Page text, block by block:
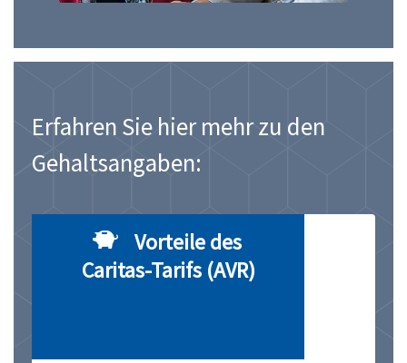
Erfahren Sie hier mehr zu den
Gehaltsangaben:
Vorteile des
Caritas-Tarifs (AVR)